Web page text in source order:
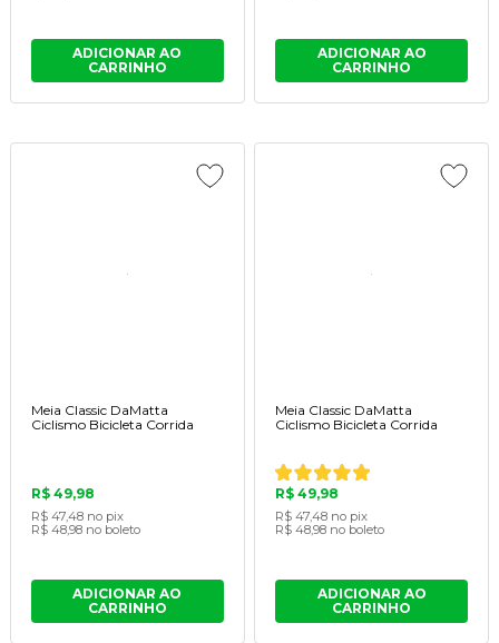
ADICIONAR AO
CARRINHO
ADICIONAR AO
CARRINHO
Meia Classic DaMatta
Ciclismo Bicicleta Corrida
R$ 49,98
R$ 47,48 no pix
R$ 48,98 no boleto
ADICIONAR AO
CARRINHO
Meia Classic DaMatta
Ciclismo Bicicleta Corrida
R$ 49,98
R$ 47,48 no pix
R$ 48,98 no boleto
ADICIONAR AO
CARRINHO